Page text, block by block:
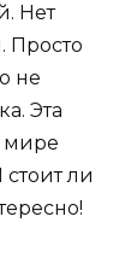
Нет
Просто
не
Эта
мире
ли